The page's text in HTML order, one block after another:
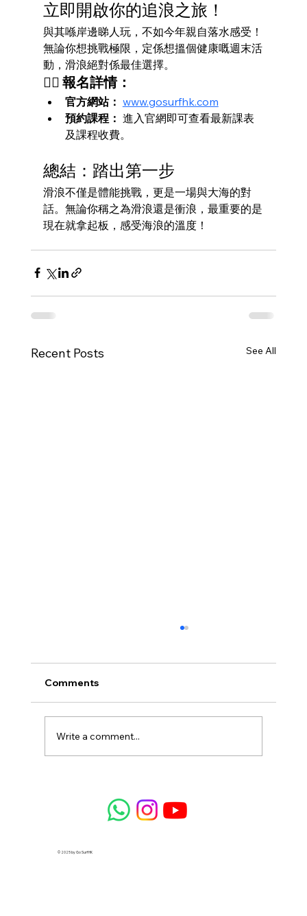
立即開啟你的追浪之旅！
與其喺岸邊睇人玩，不如今年親自落水感受！
無論你想挑戰極限，定係想搵個健康嘅週末活
動，滑浪絕對係最佳選擇。
🏄‍♂️ 報名詳情：
官方網站： www.gosurfhk.com
預約課程： 進入官網即可查看最新課表
及課程收費。
總結：踏出第一步
滑浪不僅是體能挑戰，更是一場與大海的對
話。無論你稱之為滑浪還是衝浪，最重要的是
現在就拿起板，感受海浪的溫度！
Recent Posts See All
算？衝浪課程收費、租板費用與高性價比
方案全分析
Comments
Write a comment...
© 2025 by Go Surf HK